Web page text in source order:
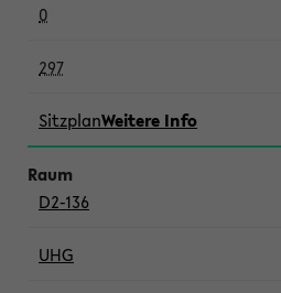
0
297
SitzplanWeitere Info
D2-136
UHG